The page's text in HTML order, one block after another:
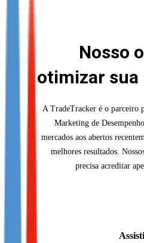
Nosso
otimizar
A TradeTracker é o parceiro
Marketing de
mercados aos abertos
melhores resultados.
precisa acreditar